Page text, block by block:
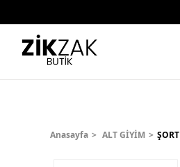
Anasayfa ALT GİYİM ŞORT